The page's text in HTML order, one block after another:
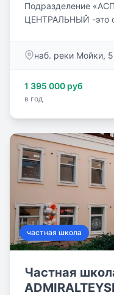
Подразделение
ЦЕНТРАЛЬНЫЙ -это
обучения в 5, 6, 7, 8
ЦЕНТРАЛЬНЫЙ могут
окончившие
наб. реки Мойки,
1 395 000 руб
в год
частная школа
Частная